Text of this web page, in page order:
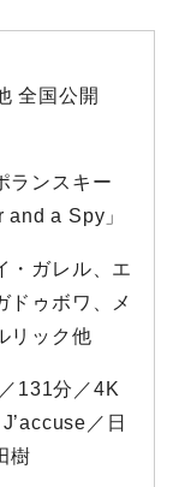
全国公開
ランスキー
a Spy」
・ガレル、エ
ドゥボワ、メ
リック他
131分／4K
／日
樹